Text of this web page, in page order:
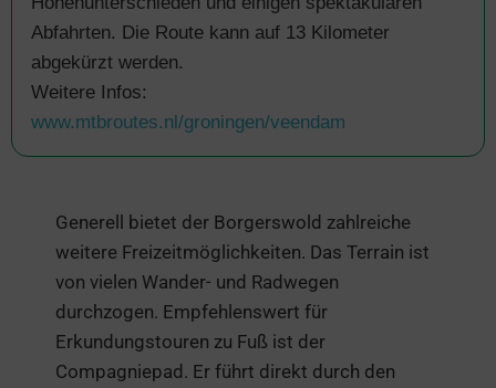
Abfahrten. Die Route kann auf 13 Kilometer
abgekürzt werden.
Weitere Infos:
www.mtbroutes.nl/groningen/veendam
Generell bietet der Borgerswold zahlreiche
weitere Freizeitmöglichkeiten. Das Terrain ist
von vielen Wander- und Radwegen
durchzogen. Empfehlenswert für
Erkundungstouren zu Fuß ist der
Compagniepad. Er führt direkt durch den